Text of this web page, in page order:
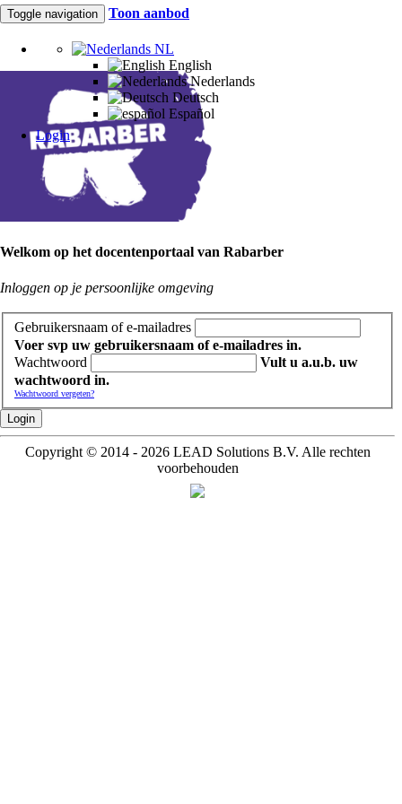
Toggle navigation Toon aanbod
NL
English
Nederlands
Deutsch
Español
Login
Welkom op het docentenportaal van Rabarber
Inloggen op je persoonlijke omgeving
Gebruikersnaam of e-mailadres
Voer svp uw gebruikersnaam of e-mailadres in.
Wachtwoord
Vult u a.u.b. uw
wachtwoord in.
Wachtwoord vergeten?
Login
Copyright © 2014 - 2026 LEAD Solutions B.V. Alle rechten
voorbehouden